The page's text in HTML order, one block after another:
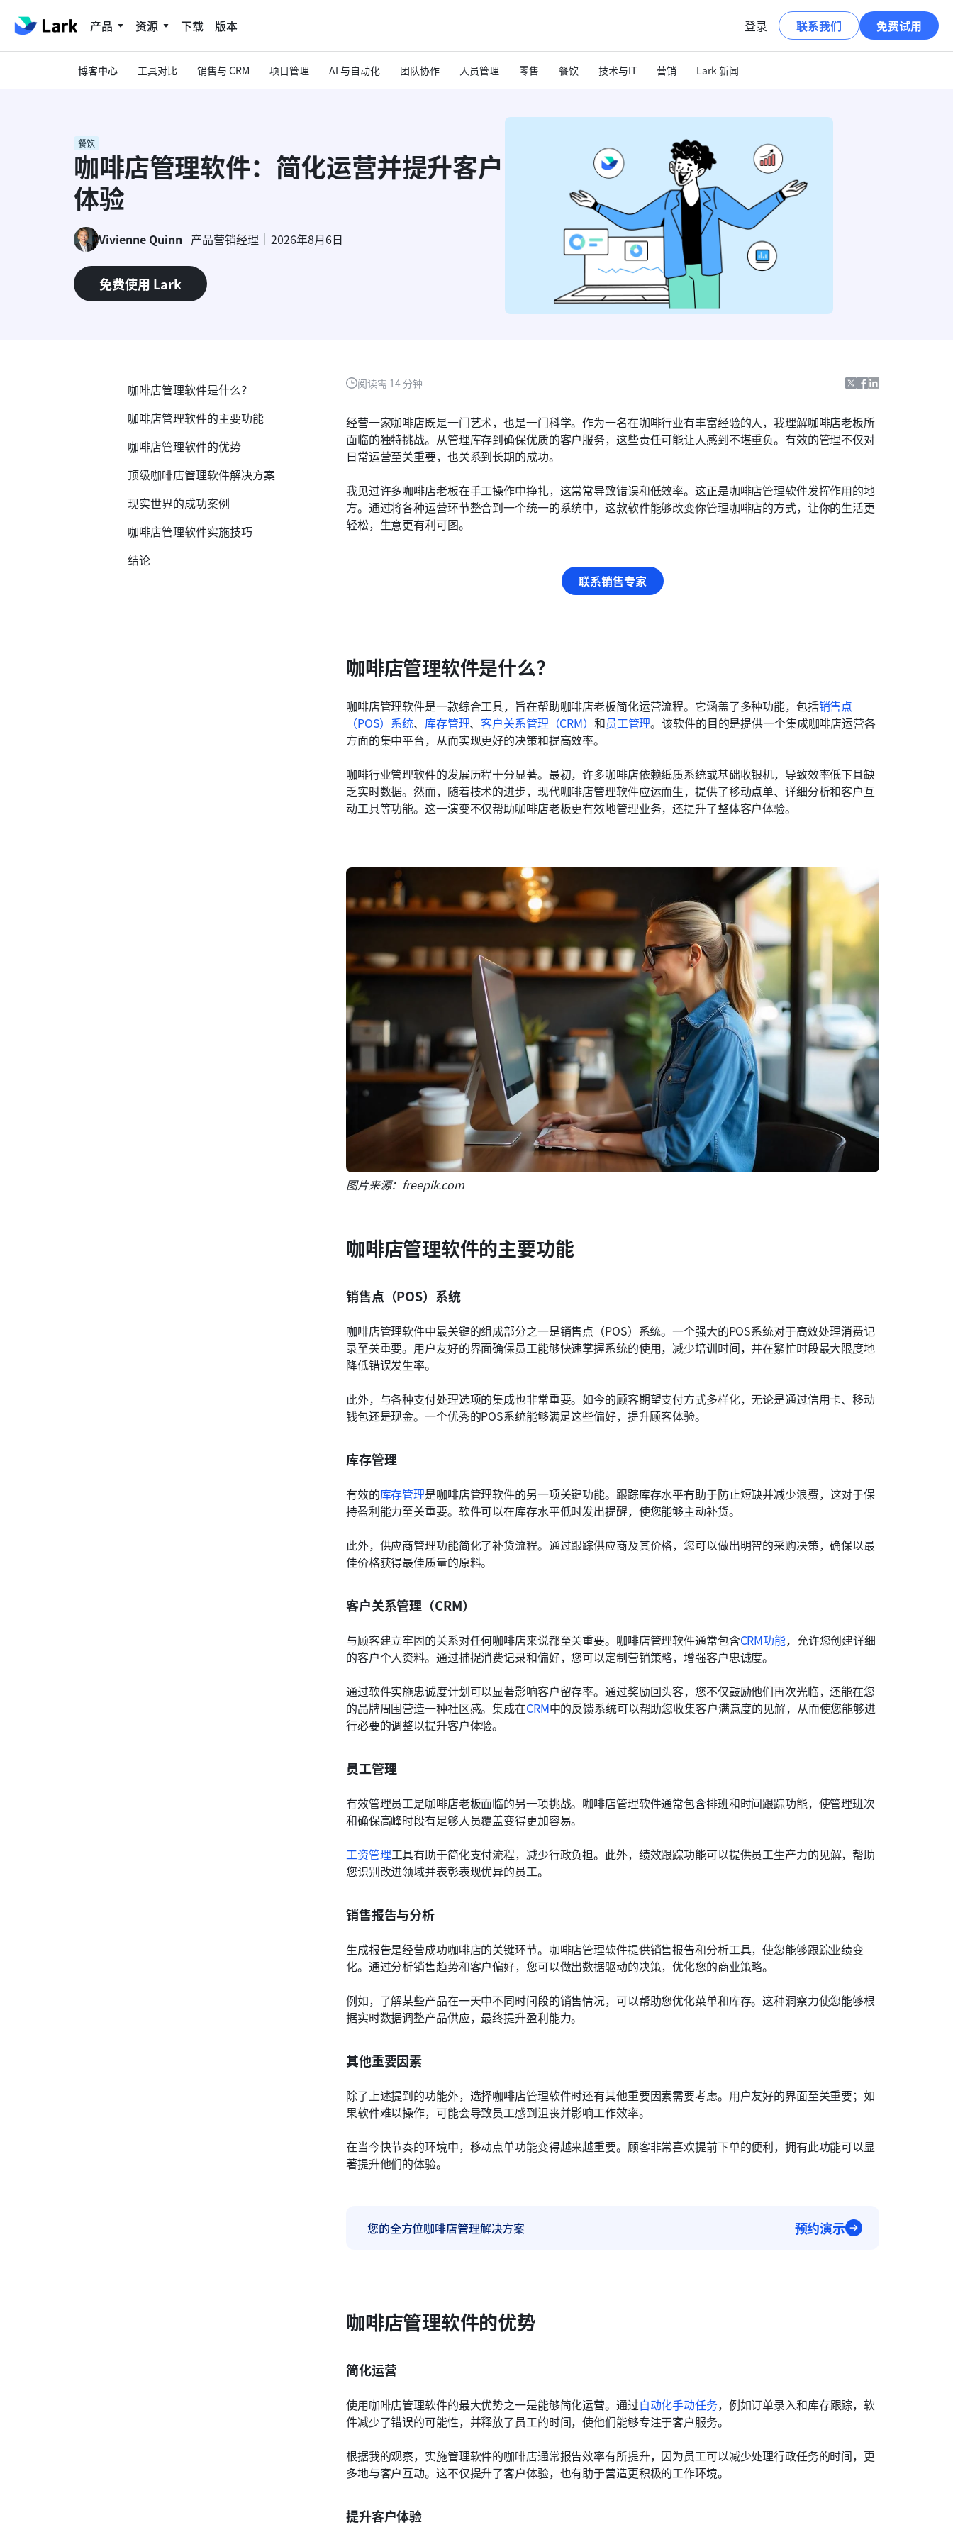
产品 资源 下载 版本 登录 联系我们 免费试用
博客中心 工具对比 销售与 CRM 项目管理 AI 与自动化 团队协作 人员管理 零售 餐饮 技术与IT 营销 Lark 新闻
餐饮
咖啡店管理软件：简化运营并提升客户
体验
Vivienne Quinn 产品营销经理 2026年8月6日
免费使用 Lark
阅读需 14 分钟
经营一家咖啡店既是一门艺术，也是一门科学。作为一名在咖啡行业有丰富经验的人，我理解咖啡店老板所
面临的独特挑战。从管理库存到确保优质的客户服务，这些责任可能让人感到不堪重负。有效的管理不仅对
日常运营至关重要，也关系到长期的成功。
我见过许多咖啡店老板在手工操作中挣扎，这常常导致错误和低效率。这正是咖啡店管理软件发挥作用的地
方。通过将各种运营环节整合到一个统一的系统中，这款软件能够改变你管理咖啡店的方式，让你的生活更
轻松，生意更有利可图。
联系销售专家
咖啡店管理软件是什么？
咖啡店管理软件是一款综合工具，旨在帮助咖啡店老板简化运营流程。它涵盖了多种功能，包括销售点
（POS）系统、 库存管理、客户关系管理（CRM） 和员工管理。该软件的目的是提供一个集成咖啡店运营各
方面的集中平台，从而实现更好的决策和提高效率。
咖啡行业管理软件的发展历程十分显著。最初，许多咖啡店依赖纸质系统或基础收银机，导致效率低下且缺
乏实时数据。然而，随着技术的进步，现代咖啡店管理软件应运而生，提供了移动点单、详细分析和客户互
动工具等功能。这一演变不仅帮助咖啡店老板更有效地管理业务，还提升了整体客户体验。
图片来源：freepik.com
咖啡店管理软件的主要功能
销售点（POS）系统
咖啡店管理软件中最关键的组成部分之一是销售点（POS）系统。一个强大的POS系统对于高效处理消费记
录至关重要。用户友好的界面确保员工能够快速掌握系统的使用，减少培训时间，并在繁忙时段最大限度地
降低错误发生率。
此外，与各种支付处理选项的集成也非常重要。如今的顾客期望支付方式多样化，无论是通过信用卡、移动
钱包还是现金。一个优秀的POS系统能够满足这些偏好，提升顾客体验。
库存管理
有效的库存管理是咖啡店管理软件的另一项关键功能。跟踪库存水平有助于防止短缺并减少浪费，这对于保
持盈利能力至关重要。软件可以在库存水平低时发出提醒，使您能够主动补货。
此外，供应商管理功能简化了补货流程。通过跟踪供应商及其价格，您可以做出明智的采购决策，确保以最
佳价格获得最佳质量的原料。
客户关系管理（CRM）
与顾客建立牢固的关系对任何咖啡店来说都至关重要。咖啡店管理软件通常包含CRM功能，允许您创建详细
的客户个人资料。通过捕捉消费记录和偏好，您可以定制营销策略，增强客户忠诚度。
通过软件实施忠诚度计划可以显著影响客户留存率。通过奖励回头客，您不仅鼓励他们再次光临，还能在您
的品牌周围营造一种社区感。集成在CRM中的反馈系统可以帮助您收集客户满意度的见解，从而使您能够进
行必要的调整以提升客户体验。
员工管理
有效管理员工是咖啡店老板面临的另一项挑战。咖啡店管理软件通常包含排班和时间跟踪功能，使管理班次
和确保高峰时段有足够人员覆盖变得更加容易。
工资管理工具有助于简化支付流程，减少行政负担。此外，绩效跟踪功能可以提供员工生产力的见解，帮助
您识别改进领域并表彰表现优异的员工。
销售报告与分析
生成报告是经营成功咖啡店的关键环节。咖啡店管理软件提供销售报告和分析工具，使您能够跟踪业绩变
化。通过分析销售趋势和客户偏好，您可以做出数据驱动的决策，优化您的商业策略。
例如，了解某些产品在一天中不同时间段的销售情况，可以帮助您优化菜单和库存。这种洞察力使您能够根
据实时数据调整产品供应，最终提升盈利能力。
其他重要因素
除了上述提到的功能外，选择咖啡店管理软件时还有其他重要因素需要考虑。用户友好的界面至关重要；如
果软件难以操作，可能会导致员工感到沮丧并影响工作效率。
在当今快节奏的环境中，移动点单功能变得越来越重要。顾客非常喜欢提前下单的便利，拥有此功能可以显
著提升他们的体验。
您的全方位咖啡店管理解决方案 预约演示
咖啡店管理软件的优势
简化运营
使用咖啡店管理软件的最大优势之一是能够简化运营。通过自动化手动任务，例如订单录入和库存跟踪，软
件减少了错误的可能性，并释放了员工的时间，使他们能够专注于客户服务。
根据我的观察，实施管理软件的咖啡店通常报告效率有所提升，因为员工可以减少处理行政任务的时间，更
多地与客户互动。这不仅提升了客户体验，也有助于营造更积极的工作环境。
提升客户体验
咖啡店管理软件是什么？
咖啡店管理软件的主要功能
咖啡店管理软件的优势
顶级咖啡店管理软件解决方案
现实世界的成功案例
咖啡店管理软件实施技巧
结论